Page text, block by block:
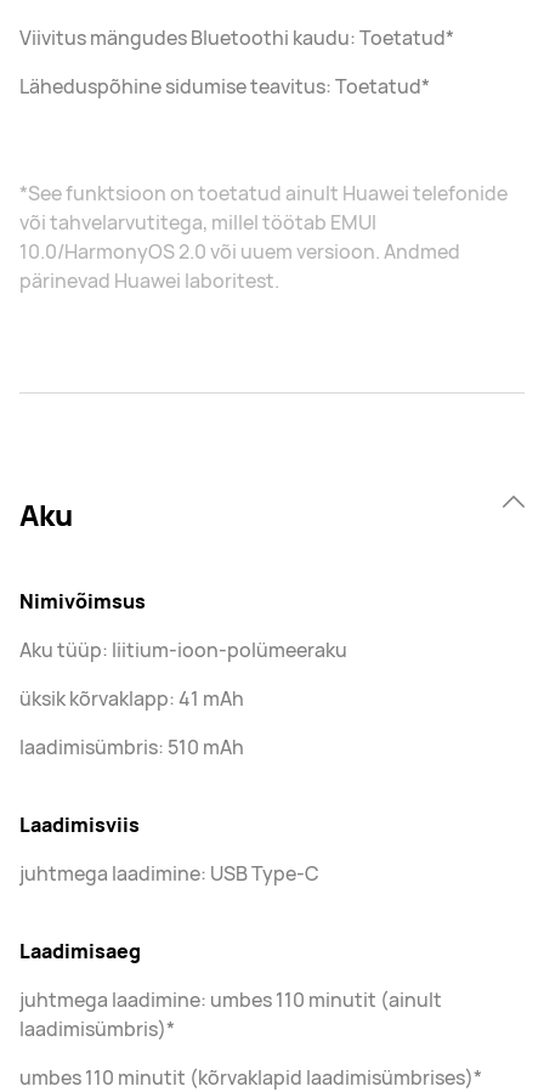
Viivitus mängudes Bluetoothi kaudu: Toetatud*
Läheduspõhine sidumise teavitus: Toetatud*
*See funktsioon on toetatud ainult Huawei telefonide
või tahvelarvutitega, millel töötab EMUI
10.0/HarmonyOS 2.0 või uuem versioon. Andmed
pärinevad Huawei laboritest.
Aku
Nimivõimsus
Aku tüüp: liitium-ioon-polümeeraku
üksik kõrvaklapp: 41 mAh
laadimisümbris: 510 mAh
Laadimisviis
juhtmega laadimine: USB Type-C
Laadimisaeg
juhtmega laadimine: umbes 110 minutit (ainult
laadimisümbris)*
umbes 110 minutit (kõrvaklapid laadimisümbrises)*